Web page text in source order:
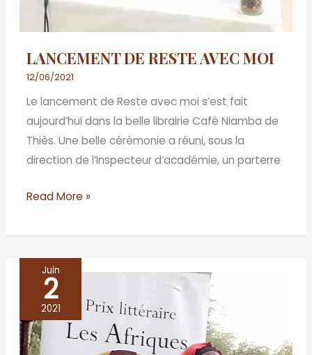
LANCEMENT DE RESTE AVEC MOI
12/06/2021
Le lancement de Reste avec moi s’est fait
aujourd’hui dans la belle librairie Café Niamba de
Thiès. Une belle cérémonie a réuni, sous la
direction de l’Inspecteur d’académie, un parterre
Read More »
Juin
2
2021
DANTALA
LA
BARRE